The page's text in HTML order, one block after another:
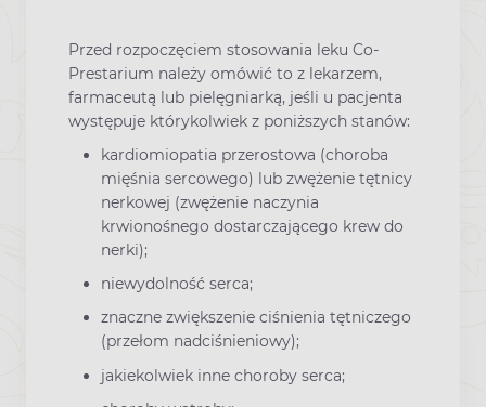
Przed rozpoczęciem stosowania leku Co-
Prestarium należy omówić to z lekarzem,
farmaceutą lub pielęgniarką, jeśli u pacjenta
występuje którykolwiek z poniższych stanów:
kardiomiopatia przerostowa (choroba
mięśnia sercowego) lub zwężenie tętnicy
nerkowej (zwężenie naczynia
krwionośnego dostarczającego krew do
nerki);
niewydolność serca;
znaczne zwiększenie ciśnienia tętniczego
(przełom nadciśnieniowy);
jakiekolwiek inne choroby serca;